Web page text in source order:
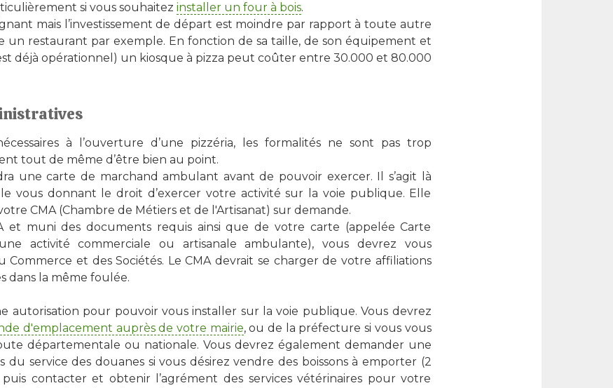
si vous souhaitez installer un four à bois.
mais l’investissement de départ est moindre par rapport à toute autre
un restaurant par exemple. En fonction de sa taille, de son équipement et
déjà opérationnel) un kiosque à pizza peut coûter entre 30.000 et 80.000
à l’ouverture d’une pizzéria, les formalités ne sont pas trop
tout de même d’être bien au point.
une carte de marchand ambulant avant de pouvoir exercer. Il s’agit là
vous donnant le droit d’exercer votre activité sur la voie publique. Elle
CMA (Chambre de Métiers et de l'Artisanat) sur demande.
et muni des documents requis ainsi que de votre carte (appelée Carte
activité commerciale ou artisanale ambulante), vous devrez vous
Commerce et des Sociétés. Le CMA devrait se charger de votre affiliations
dans la même foulée.
autorisation pour pouvoir vous installer sur la voie publique. Vous devrez
d'emplacement auprès de votre mairie, ou de la préfecture si vous vous
départementale ou nationale. Vous devrez également demander une
du service des douanes si vous désirez vendre des boissons à emporter (2
contacter et obtenir l’agrément des services vétérinaires pour votre